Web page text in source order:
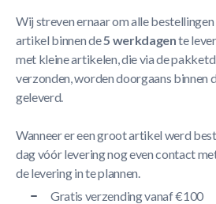
Wij streven ernaar om alle
artikel binnen de5 werkdagente
met kleine artikelen, die via de
verzonden, worden doorgaans binnen
geleverd.
Wanneer er een groot artikel werd
dag vóór levering nog even contact
de levering in te plannen.
Gratis verzending vanaf €100